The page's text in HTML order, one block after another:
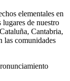
elementales en
de nuestro
Cantabria,
las comunidades